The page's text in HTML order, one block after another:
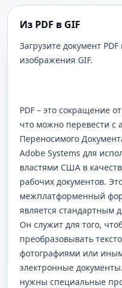
Из PDF в GIF
Загрузите документ
изображения GIF.
PDF – это сокращение
что можно перевести с
Переносимого
Adobe Systems для
властями США в
рабочих документов.
межплатформенный
является стандартным
Он служит для того,
преобразовывать
фотографиями или
электронные
нужны специальные